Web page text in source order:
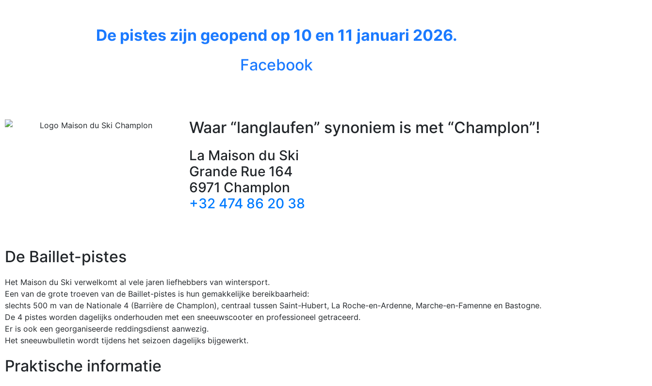
De pistes zijn geopend op 10 en 11 januari 2026.
Facebook
Waar “langlaufen” synoniem is met “Champlon”!
La Maison du Ski
Grande Rue 164
6971 Champlon
+32 474 86 20 38
De Baillet-pistes
Het Maison du Ski verwelkomt al vele jaren liefhebbers van wintersport.
Een van de grote troeven van de Baillet-pistes is hun gemakkelijke bereikbaarheid:
slechts 500 m van de Nationale 4 (Barrière de Champlon), centraal tussen Saint-Hubert, La Roche-en-Ardenne, Marche-en-Famenne en Bastogne.
De 4 pistes worden dagelijks onderhouden met een sneeuwscooter en professioneel getraceerd.
Er is ook een georganiseerde reddingsdienst aanwezig.
Het sneeuwbulletin wordt tijdens het seizoen dagelijks bijgewerkt.
Praktische informatie